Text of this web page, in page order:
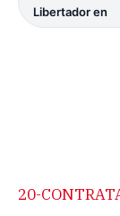
Libertador en
20-